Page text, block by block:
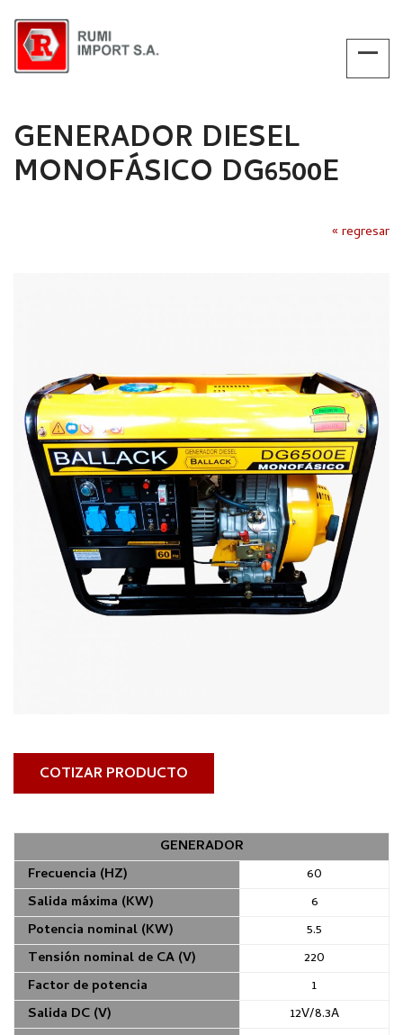
GENERADOR DIESEL
MONOFÁSICO DG6500E
« regresar
COTIZAR PRODUCTO
GENERADOR
Frecuencia (HZ)
60
Salida máxima (KW)
6
Potencia nominal (KW)
5.5
Tensión nominal de CA (V)
220
Factor de potencia
1
Salida DC (V)
12V/8.3A